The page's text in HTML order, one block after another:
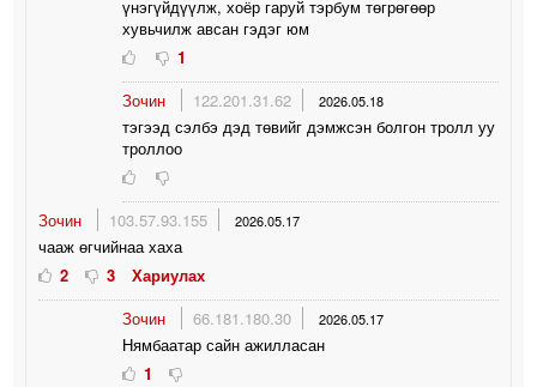
үнэгүйдүүлж, хоёр гаруй тэрбум төгрөгөөр
хувьчилж авсан гэдэг юм
1
Зочин
122.201.31.62 2026.05.18
тэгээд сэлбэ дэд төвийг дэмжсэн болгон тролл уу
троллоо
Зочин 103.57.93.155 2026.05.17
чааж өгчийнаа хаха
2
3
Хариулах
Зочин
66.181.180.30 2026.05.17
Нямбаатар сайн ажилласан
1